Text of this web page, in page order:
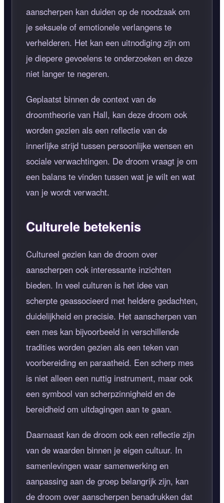
aanscherpen kan duiden op de noodzaak om
je seksuele of emotionele verlangens te
verhelderen. Het kan een uitnodiging zijn om
je diepere gevoelens te onderzoeken en deze
niet langer te negeren.
Geplaatst binnen de context van de
droomtheorie van Hall, kan deze droom ook
worden gezien als een reflectie van de
innerlijke strijd tussen persoonlijke wensen en
sociale verwachtingen. De droom vraagt je om
een balans te vinden tussen wat je wilt en wat
van je wordt verwacht.
Culturele betekenis
Cultureel gezien kan de droom over
aanscherpen ook interessante inzichten
bieden. In veel culturen is het idee van
scherpte geassocieerd met heldere gedachten,
duidelijkheid en precisie. Het aanscherpen van
een mes kan bijvoorbeeld in verschillende
tradities worden gezien als een teken van
voorbereiding en paraatheid. Een scherp mes
is niet alleen een nuttig instrument, maar ook
een symbool van scherpzinnigheid en de
bereidheid om uitdagingen aan te gaan.
Daarnaast kan de droom ook een reflectie zijn
van de waarden binnen je eigen cultuur. In
samenlevingen waar samenwerking en
aanpassing aan de groep belangrijk zijn, kan
de droom over aanscherpen benadrukken dat